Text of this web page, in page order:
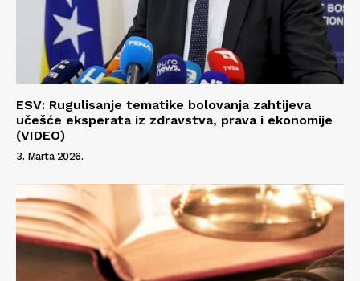
O nama
Kontakt
Impressum
ESV: Rugulisanje tematike bolovanja zahtijeva
učešće eksperata iz zdravstva, prava i ekonomije
(VIDEO)
3. Marta 2026.